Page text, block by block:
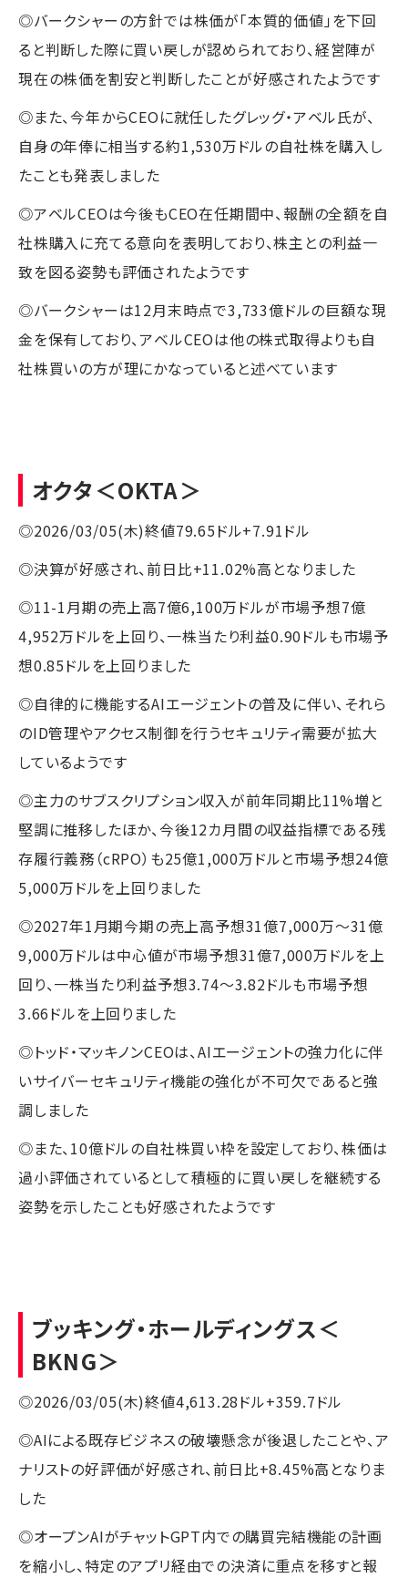
◎バークシャーの方針では株価が「本質的価値」を下回
ると判断した際に買い戻しが認められており、経営陣が
現在の株価を割安と判断したことが好感されたようです
◎また、今年からCEOに就任したグレッグ・アベル氏が、
自身の年俸に相当する約1,530万ドルの自社株を購入し
たことも発表しました
◎アベルCEOは今後もCEO在任期間中、報酬の全額を自
社株購入に充てる意向を表明しており、株主との利益一
致を図る姿勢も評価されたようです
◎バークシャーは12月末時点で3,733億ドルの巨額な現
金を保有しており、アベルCEOは他の株式取得よりも自
社株買いの方が理にかなっていると述べています
オクタ＜OKTA＞
◎2026/03/05(木)終値79.65ドル+7.91ドル
◎決算が好感され、前日比+11.02%高となりました
◎11-1月期の売上高7億6,100万ドルが市場予想7億
4,952万ドルを上回り、一株当たり利益0.90ドルも市場予
想0.85ドルを上回りました
◎自律的に機能するAIエージェントの普及に伴い、それら
のID管理やアクセス制御を行うセキュリティ需要が拡大
しているようです
◎主力のサブスクリプション収入が前年同期比11%増と
堅調に推移したほか、今後12カ月間の収益指標である残
存履行義務（cRPO）も25億1,000万ドルと市場予想24億
5,000万ドルを上回りました
◎2027年1月期今期の売上高予想31億7,000万～31億
9,000万ドルは中心値が市場予想31億7,000万ドルを上
回り、一株当たり利益予想3.74～3.82ドルも市場予想
3.66ドルを上回りました
◎トッド・マッキノンCEOは、AIエージェントの強力化に伴
いサイバーセキュリティ機能の強化が不可欠であると強
調しました
◎また、10億ドルの自社株買い枠を設定しており、株価は
過小評価されているとして積極的に買い戻しを継続する
姿勢を示したことも好感されたようです
ブッキング・ホールディングス＜
BKNG＞
◎2026/03/05(木)終値4,613.28ドル+359.7ドル
◎AIによる既存ビジネスの破壊懸念が後退したことや、ア
ナリストの好評価が好感され、前日比+8.45%高となりま
した
◎オープンAIがチャットGPT内での購買完結機能の計画
を縮小し、特定のアプリ経由での決済に重点を移すと報